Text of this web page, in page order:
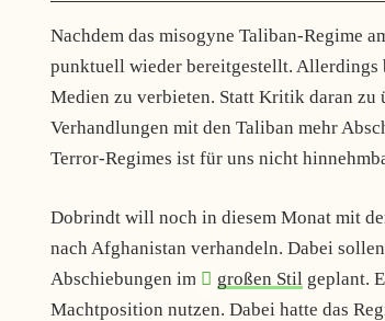
Nachdem das misogyne Taliban-Regime
punktuell wieder bereitgestellt. Allerdings
Medien zu verbieten. Statt Kritik daran zu
Verhandlungen mit den Taliban mehr
Terror-Regimes ist für uns nicht
Dobrindt will noch in diesem Monat mit
nach Afghanistan verhandeln. Dabei
Abschiebungen im
großen Stil geplant.
Machtposition nutzen. Dabei hatte das